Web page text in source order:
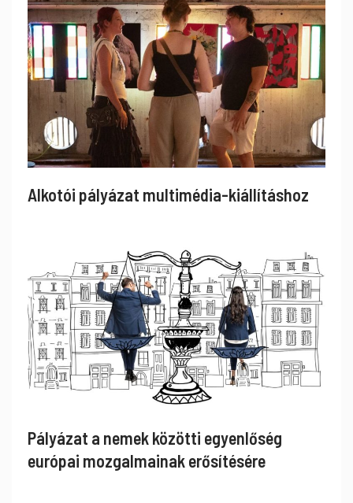
Alkotói pályázat multimédia-kiállításhoz
Pályázat a nemek közötti egyenlőség
európai mozgalmainak erősítésére